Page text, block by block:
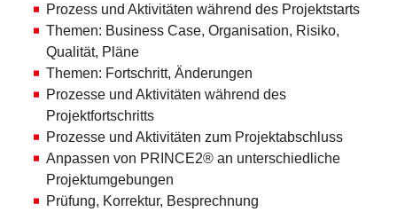
Prozess und Aktivitäten während des Projektstarts
Themen: Business Case, Organisation, Risiko,
Qualität, Pläne
Themen: Fortschritt, Änderungen
Prozesse und Aktivitäten während des
Projektfortschritts
Prozesse und Aktivitäten zum Projektabschluss
Anpassen von PRINCE2® an unterschiedliche
Projektumgebungen
Prüfung, Korrektur, Besprechnung